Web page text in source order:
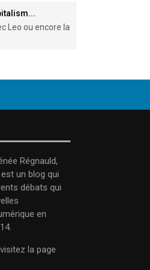
Leo ou encore la
Régnauld,
un blog qui
débats qui
en
la page